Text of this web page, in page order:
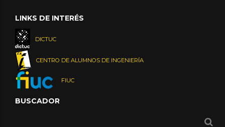
LINKS DE INTERÉS
DICTUC
CENTRO DE ALUMNOS DE INGENIERÍA
FIUC
BUSCADOR